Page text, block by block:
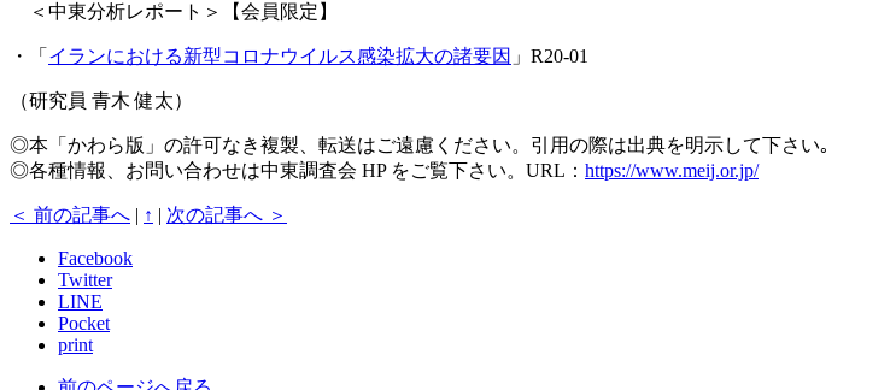
＜中東分析レポート＞【会員限定】
・「 イランにおける新型コロナウイルス感染拡大の諸要因 」R20-01
（研究員 青木 健太）
◎本「かわら版」の許可なき複製、転送はご遠慮ください。引用の際は出典を明示して下さい｡
◎各種情報、お問い合わせは中東調査会 HP をご覧下さい。URL： https://www.meij.or.jp/
＜ 前の記事へ | ↑ | 次の記事へ ＞
Facebook
Twitter
LINE
Pocket
print